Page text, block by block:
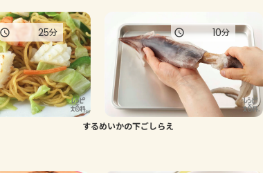
レシピ
トーク
よくあるお問い合わせ
25分
するめいかの下ごしらえ
10分